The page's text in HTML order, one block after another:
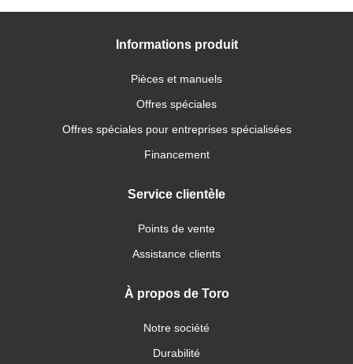
Informations produit
Pièces et manuels
Offres spéciales
Offres spéciales pour entreprises spécialisées
Financement
Service clientèle
Points de vente
Assistance clients
À propos de Toro
Notre société
Durabilité